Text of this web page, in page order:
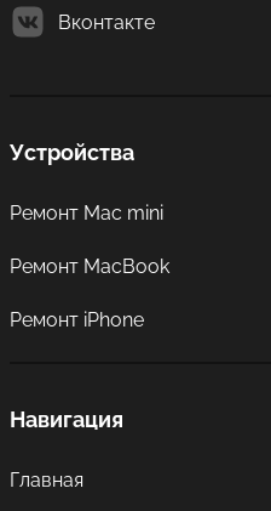
Вконтакте
Устройства
Ремонт Mac mini
Ремонт MacBook
Ремонт iPhone
Навигация
Главная